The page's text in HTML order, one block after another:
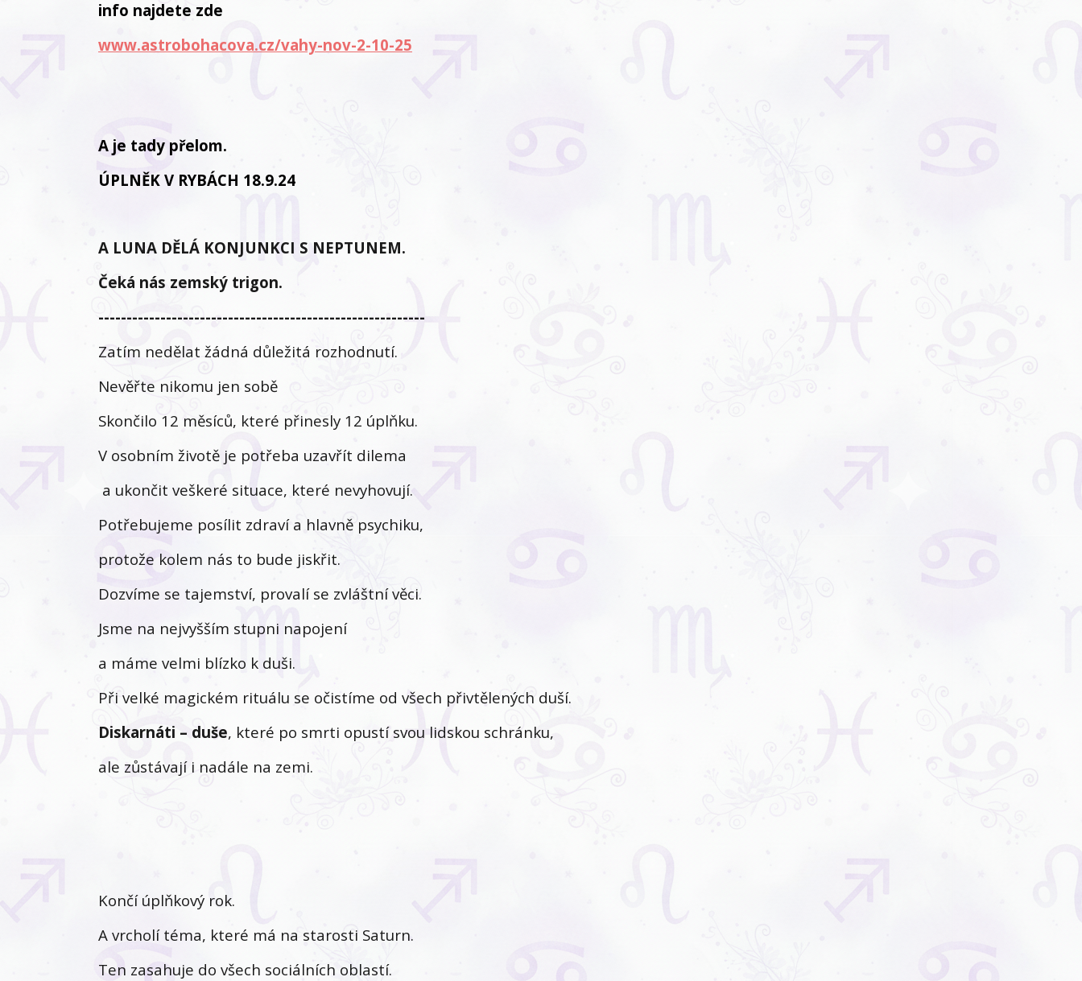
info najdete zde
www.astrobohacova.cz/vahy-nov-2-10-25
A je tady přelom.
ÚPLNĚK V RYBÁCH 18.9.24
A LUNA DĚLÁ KONJUNKCI S NEPTUNEM.
Čeká nás zemský trigon.
----------------------------------------------------------
Zatím nedělat žádná důležitá rozhodnutí.
Nevěřte nikomu jen sobě
Skončilo 12 měsíců, které přinesly 12 úplňku.
V osobním životě je potřeba uzavřít dilema
a ukončit veškeré situace, které nevyhovují.
Potřebujeme posílit zdraví a hlavně psychiku,
protože kolem nás to bude jiskřit.
Dozvíme se tajemství, provalí se zvláštní věci.
Jsme na nejvyšším stupni napojení
a máme velmi blízko k duši.
Při velké magickém rituálu se očistíme od všech přivtělených duší.
Diskarnáti – duše, které po smrti opustí svou lidskou schránku,
ale zůstávají i nadále na zemi.
Končí úplňkový rok.
A vrcholí téma, které má na starosti Saturn.
Ten zasahuje do všech sociálních oblastí.